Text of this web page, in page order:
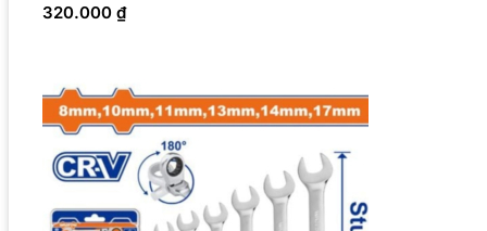
320.000 ₫